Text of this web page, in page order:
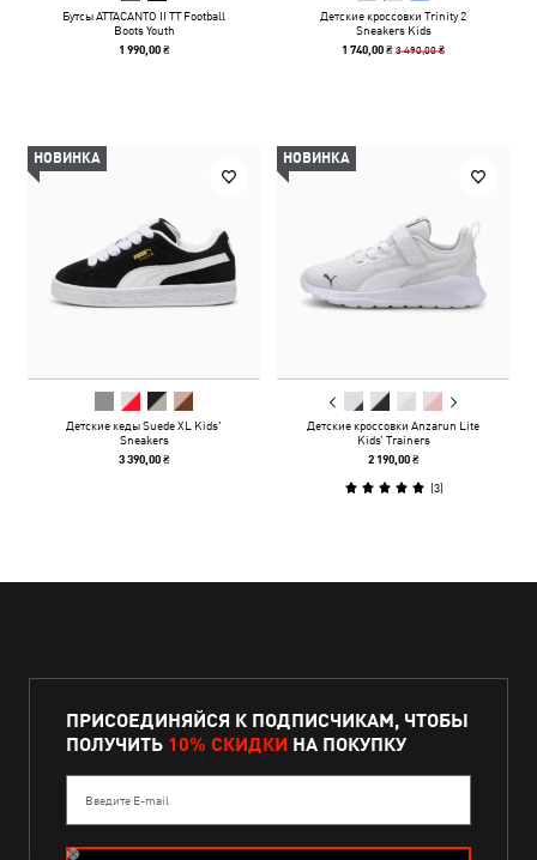
Бутсы ATTACANTO II TT Football
Boots Youth
1 990,00 ₴
Детские кроссовки Trinity 2
Sneakers Kids
1 740,00 ₴3 490,00 ₴
НОВИНКА
Детские кеды Suede XL Kids'
Sneakers
3 390,00 ₴
НОВИНКА
Детские кроссовки Anzarun Lite
Kids’ Trainers
2 190,00 ₴
(3)
ПРИСОЕДИНЯЙСЯ К ПОДПИСЧИКАМ, ЧТОБЫ
ПОЛУЧИТЬ 10% СКИДКИ НА ПОКУПКУ
Введите E-mail